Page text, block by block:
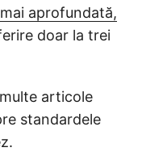
aprofundată,
doar la trei
articole
standardele